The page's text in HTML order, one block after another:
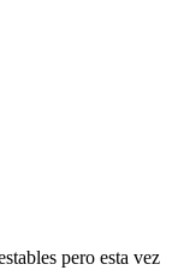
pero esta vez